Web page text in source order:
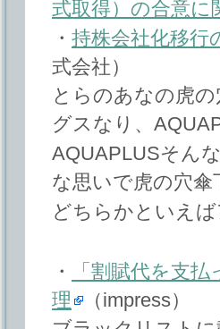
式取得）の合意に
・ 持株会社化移行
式会社）
とらのあなの虎
グスなり、
AQUAPLUSそん
な思いで虎の穴
どちらかといえ
・
「割賦代を支
理
（impress）